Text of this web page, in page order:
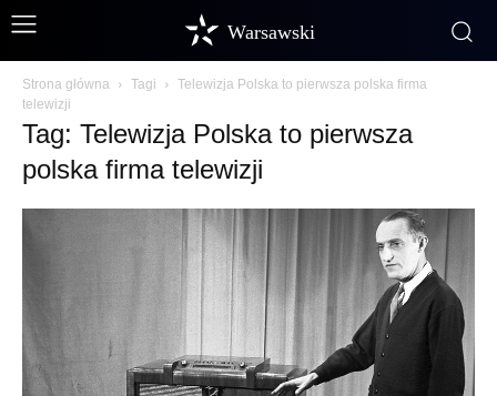
Warsawski
Strona główna Tagi
Telewizja Polska to pierwsza polska firma
telewizji
Tag: Telewizja Polska to pierwsza
polska firma telewizji